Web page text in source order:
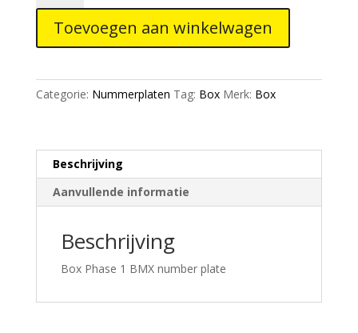
number
plate
Purple
Toevoegen aan winkelwagen
Categorie: Nummerplaten Tag: Box Merk: Box
Beschrijving
Aanvullende informatie
Beschrijving
Box Phase 1 BMX number plate